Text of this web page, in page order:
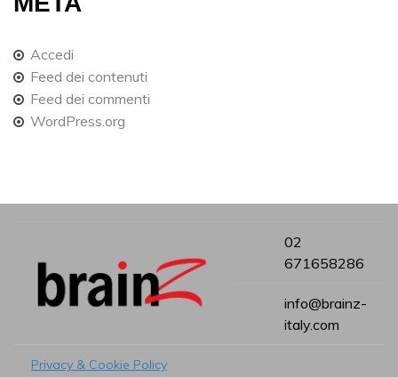
Accedi
Feed dei contenuti
Feed dei commenti
WordPress.org
02
671658286
info@brainz-
italy.com
Privacy & Cookie Policy